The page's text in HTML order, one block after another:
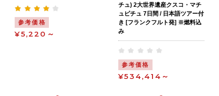
参考価格
¥5,220～
チュ) 2大世界遺産クスコ・マチ
ュピチュ 7日間 / 日本語ツアー付
き [フランクフルト発] ※燃料込
み
参考価格
¥534,414～